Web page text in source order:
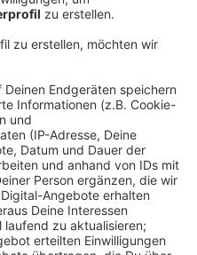
16:06
immer
aus und schickten